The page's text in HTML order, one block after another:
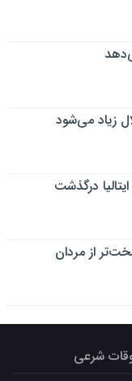
زیاد می‌شود
درگذشت
از مردان
شرعی